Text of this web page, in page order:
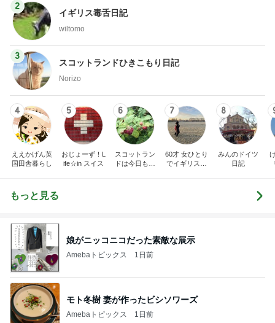
2
イギリス毒舌日記
wiltomo
3
スコットランドひきこもり日記
Norizo
4
ええかげん英
国田舎暮らし
5
おじょーず！L
ife☆in スイス
6
スコットラン
ドは今日も曇
7
60才 女ひとり
でイギリスに
8
みんのドイツ
日記
もっと見る
娘がニッコニコだった素敵な展示
Amebaトピックス 1日前
モト冬樹 妻が作ったビシソワーズ
Amebaトピックス 1日前